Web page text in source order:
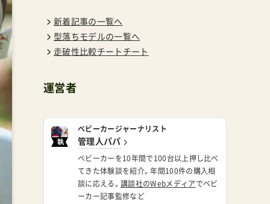
新着記事の一覧へ
型落ちモデルの一覧へ
走破性比較チートチート
運営者
執
ベビーカージャーナリスト
管理人パパ
ベビーカーを10年間で100台以上押し比べ
てきた体験談を紹介。年間100件の購入相
談に応える。講談社のWebメディア でベビ
ーカー記事監修など